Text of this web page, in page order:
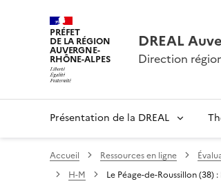
PRÉFET
DE LA RÉGION
AUVERGNE-
RHÔNE-ALPES
DREAL
Direction
Présentation de la DREAL
Accueil Ressources en ligne
H-M
Le Péage-de-Roussillon (38)